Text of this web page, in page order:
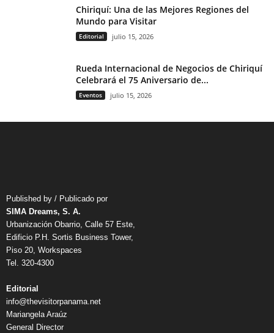
Chiriquí: Una de las Mejores Regiones del
Mundo para Visitar
Editorial julio 15, 2026
Rueda Internacional de Negocios de Chiriquí
Celebrará el 75 Aniversario de...
Eventos julio 15, 2026
Published by / Publicado por
SIMA Dreams, S. A.
Urbanización Obarrio, Calle 57 Este,
Edificio P.H. Sortis Business Tower,
Piso 20, Workspaces
Tel. 320-4300
Editorial
info@thevisitorpanama.net
Mariangela Araúz
General Director